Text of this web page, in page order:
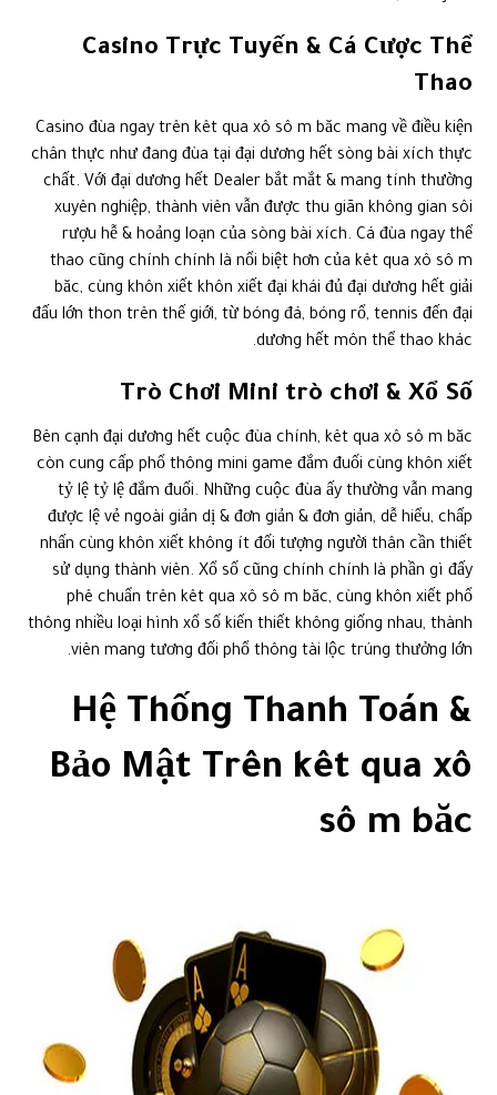
Casino Trực Tuyến & Cá Cược Thể
Thao
Casino đùa ngay trên kêt qua xô sô m băc mang về điều kiện
chân thực như đang đùa tại đại dương hết sòng bài xích thực
chất. Với đại dương hết Dealer bắt mắt & mang tính thường
xuyên nghiệp, thành viên vẫn được thu giãn không gian sôi
rượu hễ & hoảng loạn của sòng bài xích. Cá đùa ngay thể
thao cũng chính chính là nổi biệt hơn của kêt qua xô sô m
băc, cùng khôn xiết khôn xiết đại khái đủ đại dương hết giải
đấu lớn thon trên thế giới, từ bóng đá, bóng rổ, tennis đến đại
dương hết môn thể thao khác.
Trò Chơi Mini trò chơi & Xổ Số
Bên cạnh đại dương hết cuộc đùa chính, kêt qua xô sô m băc
còn cung cấp phổ thông mini game đắm đuối cùng khôn xiết
tỷ lệ tỷ lệ đắm đuối. Những cuộc đùa ấy thường vẫn mang
được lệ vẻ ngoài giản dị & đơn giản & đơn giản, dễ hiểu, chấp
nhấn cùng khôn xiết không ít đối tượng người thân cần thiết
sử dụng thành viên. Xổ số cũng chính chính là phần gì đấy
phê chuẩn trên kêt qua xô sô m băc, cùng khôn xiết phổ
thông nhiều loại hình xổ số kiến thiết không giống nhau, thành
viên mang tương đối phổ thông tài lộc trúng thưởng lớn.
Hệ Thống Thanh Toán &
Bảo Mật Trên kêt qua xô
sô m băc